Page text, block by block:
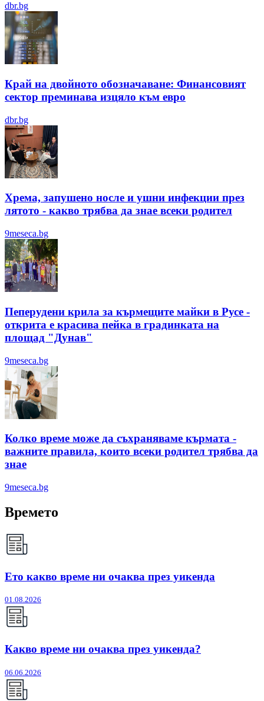
dbr.bg
Край на двойното обозначаване: Финансовият
сектор преминава изцяло към евро
dbr.bg
Хрема, запушено носле и ушни инфекции през
лятотo - какво трябва да знае всеки родител
9meseca.bg
Пеперудени крила за кърмещите майки в Русе -
открита е красива пейка в градинката на
площад "Дунав"
9meseca.bg
Колко време може да съхраняваме кърмата -
важните правила, които всеки родител трябва да
знае
9meseca.bg
Времето
Ето какво време ни очаква през уикенда
01.08.2026
Какво време ни очаква през уикенда?
06.06.2026